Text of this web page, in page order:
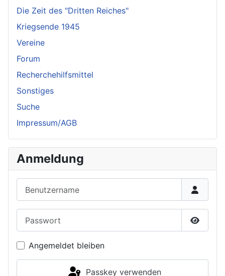
Die Zeit des "Dritten Reiches"
Kriegsende 1945
Vereine
Forum
Recherchehilfsmittel
Sonstiges
Suche
Impressum/AGB
Anmeldung
Angemeldet bleiben
Passkey verwenden